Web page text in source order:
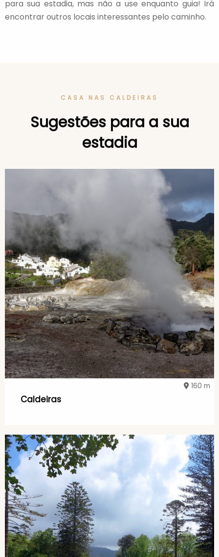
para sua estadia, mas não a use enquanto guia! Irá
encontrar outros locais interessantes pelo caminho.
CASA NAS CALDEIRAS
Sugestões para a sua
estadia
Caldeiras
160 m